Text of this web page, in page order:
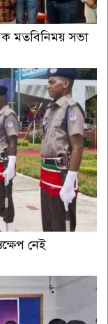
মতবিনিময় সভা
নেই